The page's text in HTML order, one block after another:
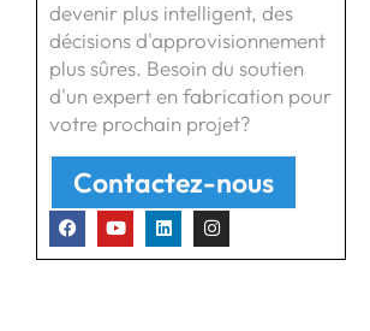
devenir plus intelligent, des
décisions d'approvisionnement
plus sûres. Besoin du soutien
d'un expert en fabrication pour
votre prochain projet?
Contactez-nous